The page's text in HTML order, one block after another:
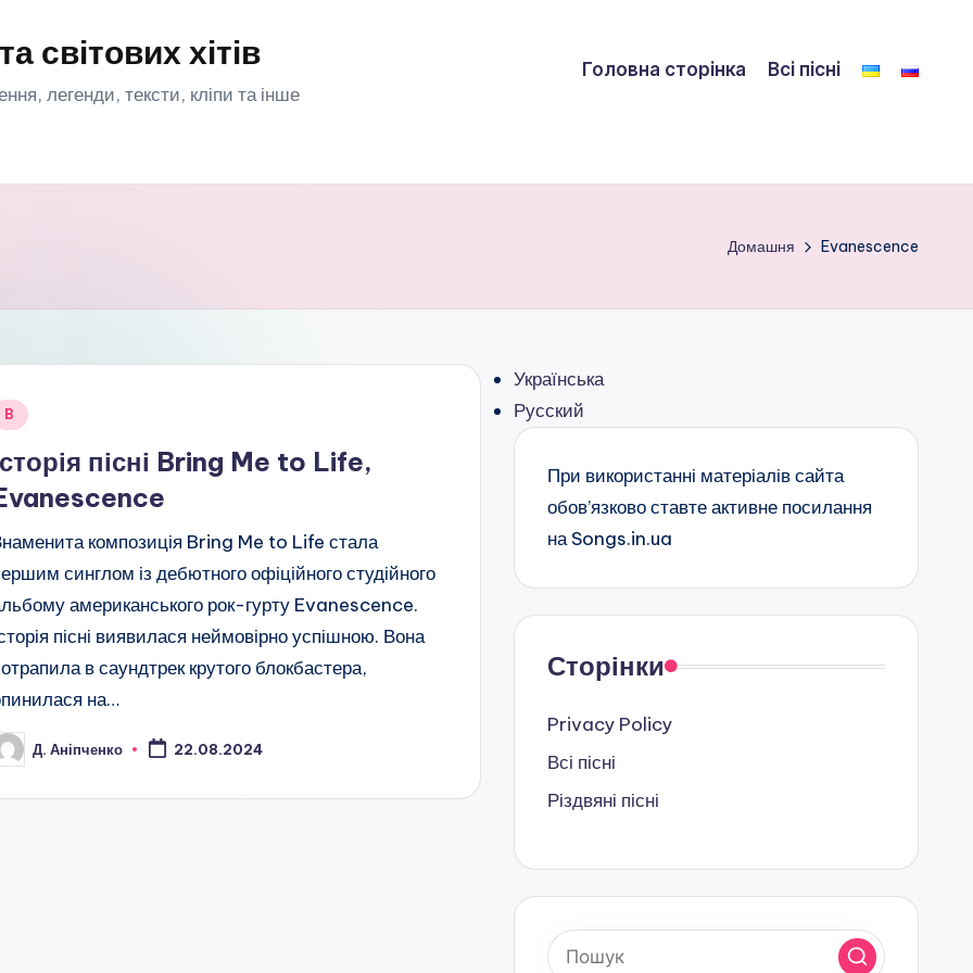
світових хітів
легенди, тексти, кліпи та інше
Головна сторінка Всі пісні
Домашня Evanescence
B
пісні Bring Me to Life,
композиція Bring Me to Life стала
синглом із дебютного офіційного студійного
американського рок-гурту Evanescence.
пісні виявилася неймовірно успішною. Вона
в саундтрек крутого блокбастера,
на…
Д. Аніпченко 22.08.2024
Українська
Русский
При використанні матеріалів сайта
обов’язково ставте активне посилання
на Songs.in.ua
Сторінки
Privacy Policy
Всі пісні
Різдвяні пісні